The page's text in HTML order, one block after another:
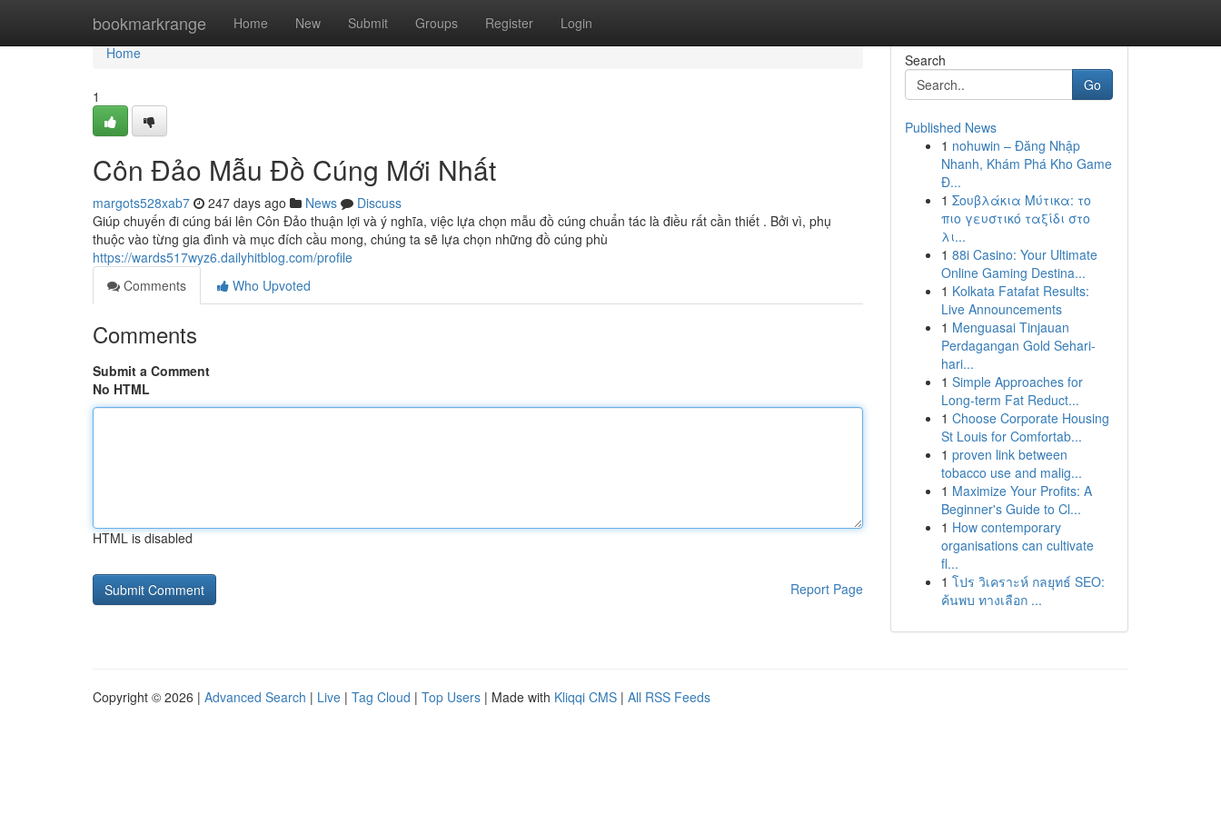
bookmarkrange Home New Submit Groups Register Login
Home
Home
1
Côn Đảo Mẫu Đồ Cúng Mới Nhất
margots528xab7 247 days ago News
Discuss
Giúp chuyến đi cúng bái lên Côn Đảo thuận lợi và ý nghĩa, việc lựa chọn mẫu đồ cúng chuẩn tác là điều rất cần thiết . Bởi vì, phụ
thuộc vào từng gia đình và mục đích cầu mong, chúng ta sẽ lựa chọn những đồ cúng phù
https://wards517wyz6.dailyhitblog.com/profile
Comments
Who Upvoted
Comments
Submit a Comment
No HTML
HTML is disabled
Report Page
Search
Go
Published News
1 nohuwin – Đăng Nhập
Nhanh, Khám Phá Kho Game
Đ...
1 Σουβλάκια Μύτικα: το
πιο γευστικό ταξίδι στο
λι...
1 88i Casino: Your Ultimate
Online Gaming Destina...
1 Kolkata Fatafat Results:
Live Announcements
1 Menguasai Tinjauan
Perdagangan Gold Sehari-
hari...
1 Simple Approaches for
Long-term Fat Reduct...
1 Choose Corporate Housing
St Louis for Comfortab...
1 proven link between
tobacco use and malig...
1 Maximize Your Profits: A
Beginner's Guide to Cl...
1 How contemporary
organisations can cultivate
fl...
1 โปร วิเคราะห์ กลยุทธ์ SEO:
ค้นพบ ทางเลือก ...
Copyright © 2026 | Advanced Search | Live | Tag Cloud | Top Users | Made with Kliqqi CMS | All RSS Feeds